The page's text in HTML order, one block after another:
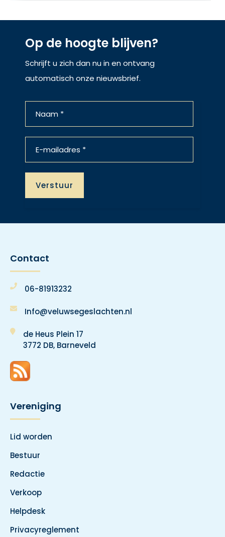
Op de hoogte blijven?
Schrijft u zich dan nu in en ontvang
automatisch onze nieuwsbrief.
Contact
06-81913232
Info@veluwsegeslachten.nl
de Heus Plein 17
3772 DB, Barneveld
Vereniging
Lid worden
Bestuur
Redactie
Verkoop
Helpdesk
Privacyreglement